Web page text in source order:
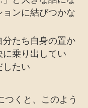
ンに結びつかな
たち自身の置か
乗り出してい
たい
つくと、このよう